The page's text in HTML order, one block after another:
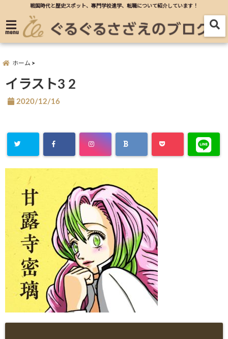
戦国時代と歴史スポット、專門学校進学、転職について紹介しています！
menu
ホーム
イラスト3 2
2020/12/16